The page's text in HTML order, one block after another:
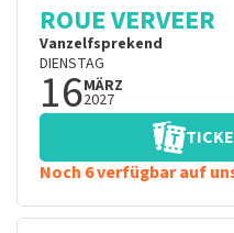
ROUE VERVEER
Vanzelfsprekend
DIENSTAG
16MÄRZ
2027
Noch 6 verfügbar auf